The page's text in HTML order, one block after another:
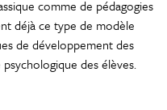
comme de pédagogies
déjà ce type de modèle
de développement des
des élèves.